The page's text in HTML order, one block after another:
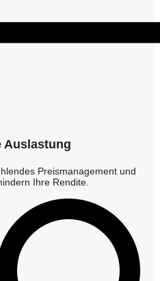
Auslastung
Preismanagement und
Ihre Rendite.